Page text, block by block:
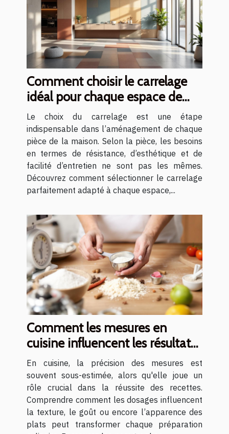
Comment choisir le carrelage
idéal pour chaque espace de
votre maison ?
Le choix du carrelage est une étape
indispensable dans l’aménagement de chaque
pièce de la maison. Selon la pièce, les besoins
en termes de résistance, d’esthétique et de
facilité d’entretien ne sont pas les mêmes.
Découvrez comment sélectionner le carrelage
parfaitement adapté à chaque espace,...
Comment les mesures en
cuisine influencent les résultats
des recettes ?
En cuisine, la précision des mesures est
souvent sous-estimée, alors qu'elle joue un
rôle crucial dans la réussite des recettes.
Comprendre comment les dosages influencent
la texture, le goût ou encore l’apparence des
plats peut transformer chaque préparation